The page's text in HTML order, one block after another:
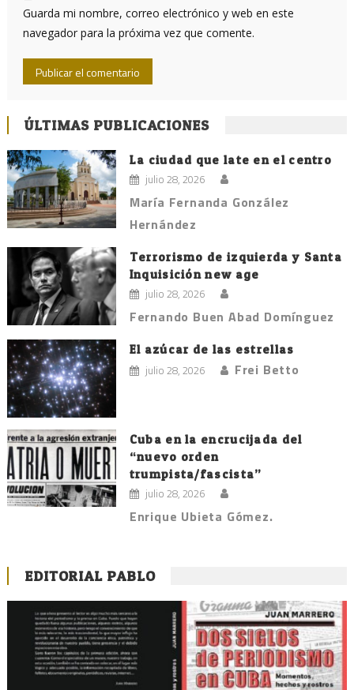
Guarda mi nombre, correo electrónico y web en este
navegador para la próxima vez que comente.
ÚLTIMAS PUBLICACIONES
La ciudad que late en el centro
julio 28, 2026
María Fernanda González
Hernández
Terrorismo de izquierda y Santa
Inquisición new age
julio 28, 2026
Fernando Buen Abad Domínguez
El azúcar de las estrellas
julio 28, 2026 Frei Betto
Cuba en la encrucijada del
“nuevo orden
trumpista/fascista”
julio 28, 2026
Enrique Ubieta Gómez.
EDITORIAL PABLO